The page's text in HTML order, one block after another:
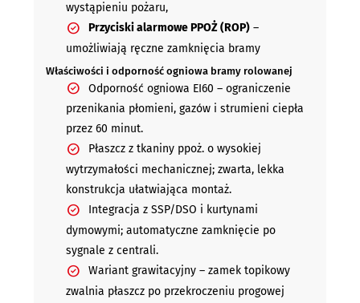
wystąpieniu pożaru,
Przyciski alarmowe PPOŻ (ROP)–
umożliwiają ręczne zamknięcia bramy
Właściwości i odporność ogniowa bramy rolowanej
Odporność ogniowa EI60 – ograniczenie
przenikania płomieni, gazów i strumieni ciepła
przez 60 minut.
Płaszcz z tkaniny ppoż. o wysokiej
wytrzymałości mechanicznej; zwarta, lekka
konstrukcja ułatwiająca montaż.
Integracja z SSP/DSO i kurtynami
dymowymi; automatyczne zamknięcie po
sygnale z centrali.
Wariant grawitacyjny – zamek topikowy
zwalnia płaszcz po przekroczeniu progowej